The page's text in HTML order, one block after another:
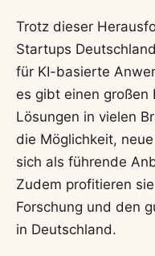
Trotz dieser
Startups
für KI-basierte
es gibt einen großen
Lösungen in vielen
die Möglichkeit,
sich als führende
Zudem profitieren
Forschung und den
in Deutschland.